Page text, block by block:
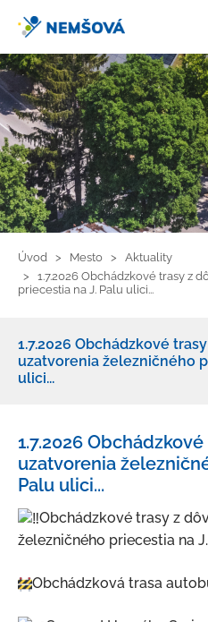
Úvod Mesto
Aktuality
1.7.2026 Obchádzkové trasy z
priecestia na J. Palu ulici...
1.7.2026 Obchádzkové
uzatvorenia železničného
ulici...
O meste
Kultúra a šport
Ubytovanie a stravovanie
Strategické dokumenty
Územný plán mesta
1.7.2026
uzatvorenia
Palu ulici...
Obchádzkové trasy z
železničného priecestia na
Obchádzková trasa